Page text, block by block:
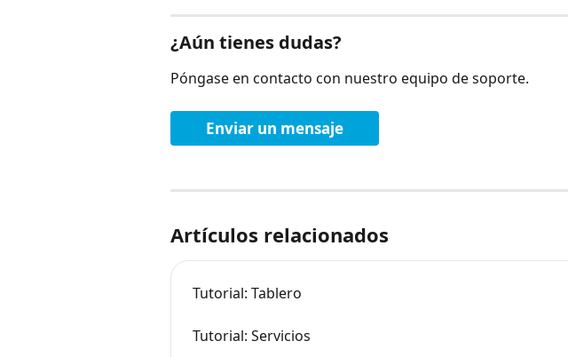
¿Aún tienes dudas?
Póngase en contacto con nuestro equipo de soporte.
Enviar un mensaje
Artículos relacionados
Tutorial: Tablero
Tutorial: Servicios